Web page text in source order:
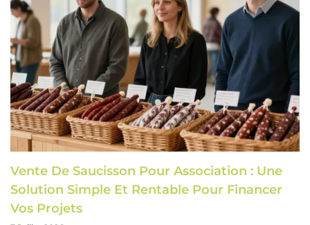
Vente De Saucisson Pour Association : Une
Solution Simple Et Rentable Pour Financer
Vos Projets